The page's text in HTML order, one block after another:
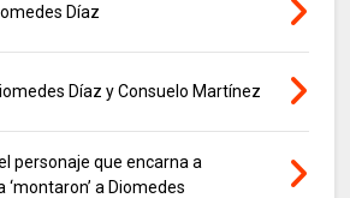
Díaz
Díaz y Consuelo Martínez
personaje que encarna a
a Diomedes